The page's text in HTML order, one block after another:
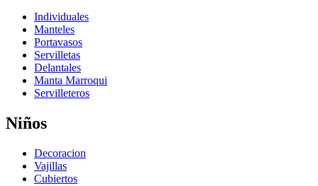
Individuales
Manteles
Portavasos
Servilletas
Delantales
Manta Marroqui
Servilleteros
Niños
Decoracion
Vajillas
Cubiertos